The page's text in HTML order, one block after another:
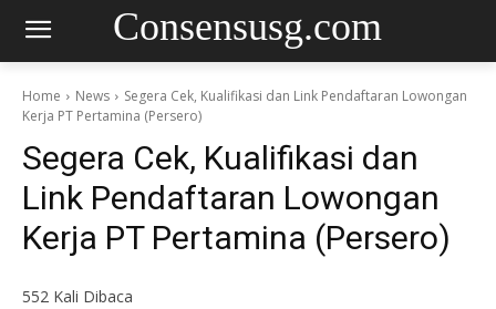
Consensusg.com
Home News
Segera Cek, Kualifikasi dan Link Pendaftaran Lowongan
Kerja PT Pertamina (Persero)
Segera Cek, Kualifikasi dan
Link Pendaftaran Lowongan
Kerja PT Pertamina (Persero)
552 Kali Dibaca